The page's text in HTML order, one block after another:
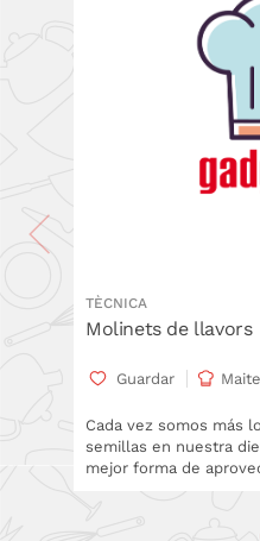
TÈCNICA
Molinets de llavors
Guardar
Cada vez somos más
semillas en nuestra
mejor forma de